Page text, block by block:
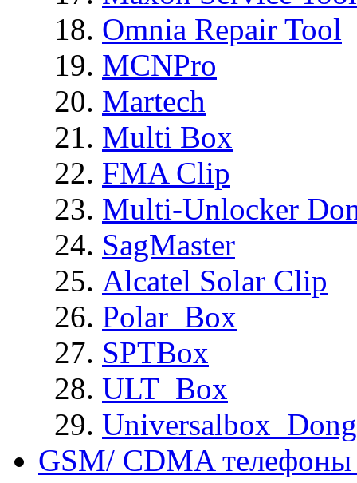
Omnia Repair Tool
MCNPro
Martech
Multi Box
FMA Clip
Multi-Unlocker
SagMaster
Alcatel Solar Clip
Polar_Box
SPTBox
ULT_Box
GSM/ CDMA